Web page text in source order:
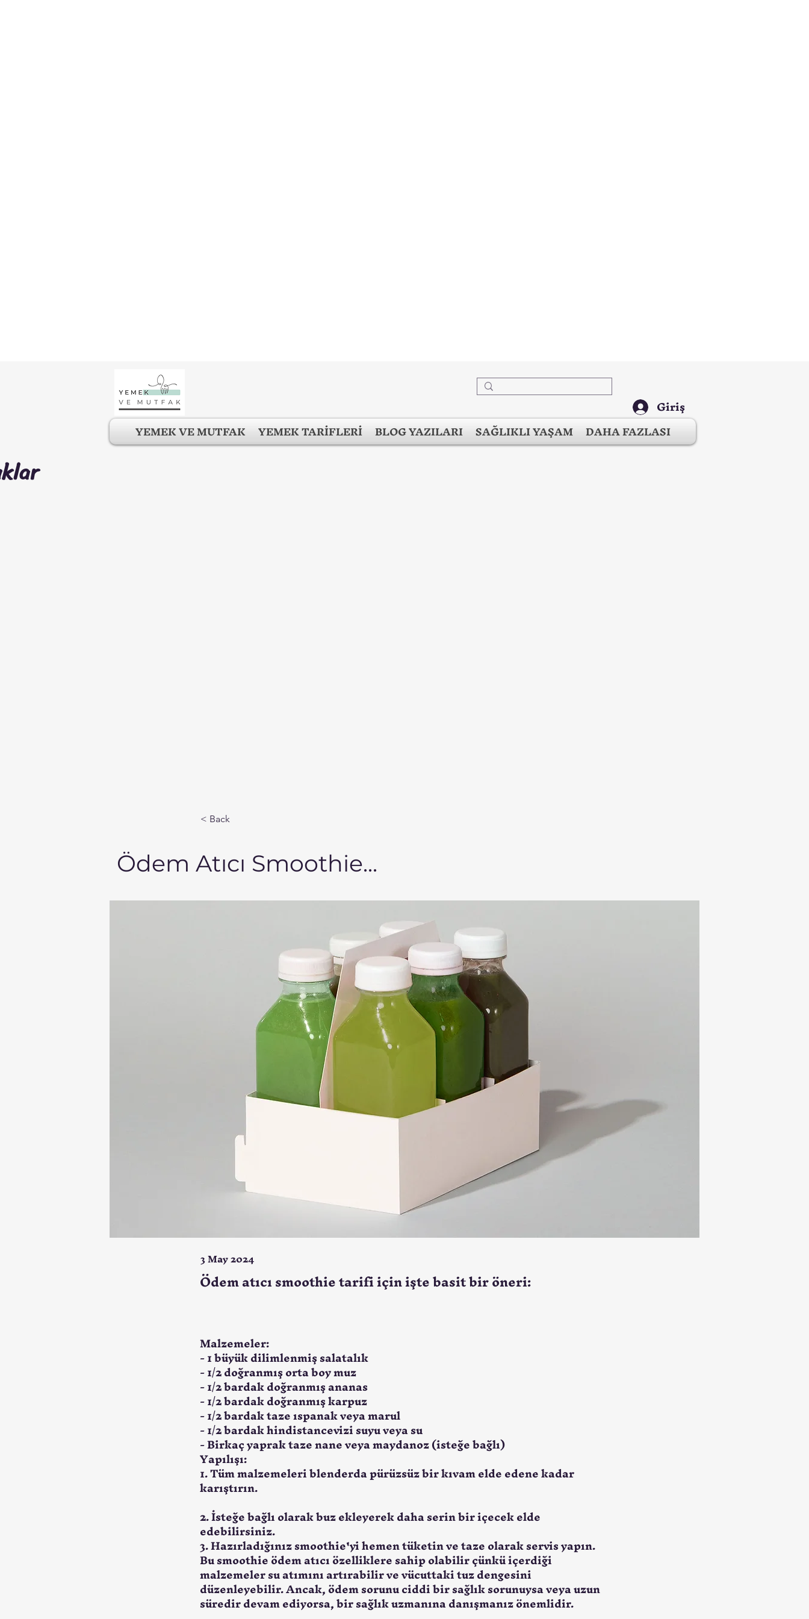
YEMEK VE MUTFAK YEMEK TARİFLERİ BLOG YAZILARI SAĞLIKLI YAŞAM DAHA FAZLASI
Giriş
< Back
Ödem Atıcı Smoothie...
3 May 2024
Ödem atıcı smoothie tarifi için işte basit bir öneri:
Malzemeler:
- 1 büyük dilimlenmiş salatalık
- 1/2 doğranmış orta boy muz
- 1/2 bardak doğranmış ananas
- 1/2 bardak doğranmış karpuz
- 1/2 bardak taze ıspanak veya marul
- 1/2 bardak hindistancevizi suyu veya su
- Birkaç yaprak taze nane veya maydanoz (isteğe bağlı)
Yapılışı:
1. Tüm malzemeleri blenderda pürüzsüz bir kıvam elde edene kadar
karıştırın.
2. İsteğe bağlı olarak buz ekleyerek daha serin bir içecek elde
edebilirsiniz.
3. Hazırladığınız smoothie'yi hemen tüketin ve taze olarak servis yapın.
Bu smoothie ödem atıcı özelliklere sahip olabilir çünkü içerdiği
malzemeler su atımını artırabilir ve vücuttaki tuz dengesini
düzenleyebilir. Ancak, ödem sorunu ciddi bir sağlık sorunuysa veya uzun
süredir devam ediyorsa, bir sağlık uzmanına danışmanız önemlidir.